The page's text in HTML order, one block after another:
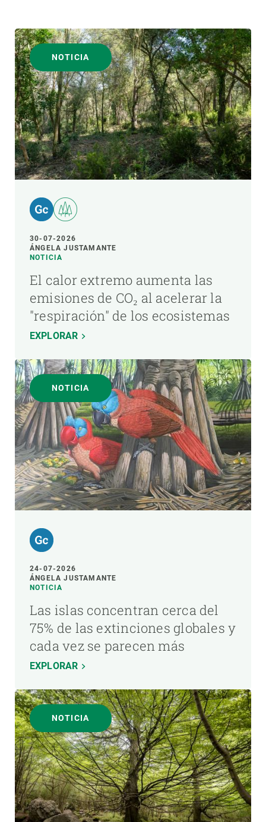
NOTICIA
30-07-2026
ÁNGELA JUSTAMANTE
NOTICIA
El calor extremo aumenta las
emisiones de CO₂ al acelerar la
"respiración" de los ecosistemas
EXPLORAR
NOTICIA
24-07-2026
ÁNGELA JUSTAMANTE
NOTICIA
Las islas concentran cerca del
75% de las extinciones globales y
cada vez se parecen más
EXPLORAR
NOTICIA